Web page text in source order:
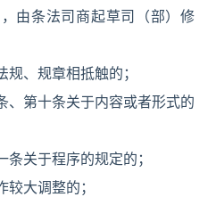
由条法司商起草司（部）修
规、规章相抵触的；
、第十条关于内容或者形式的
条关于程序的规定的；
较大调整的；